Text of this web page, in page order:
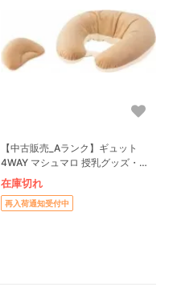
【中古販売_Aランク】ギュット
4WAY マシュマロ 授乳グッズ・マ
マ用品 エールベベ(AILBEBE)
在庫切れ
再入荷通知受付中